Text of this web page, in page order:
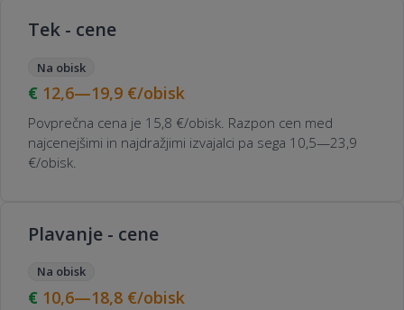
Tek - cene
Na obisk
12,6—19,9 €/obisk
Povprečna cena je 15,8 €/obisk. Razpon cen med
najcenejšimi in najdražjimi izvajalci pa sega 10,5—23,9
€/obisk.
Plavanje - cene
Na obisk
10,6—18,8 €/obisk